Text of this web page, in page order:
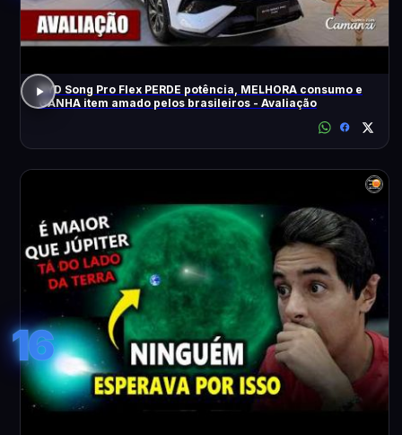
BYD Song Pro Flex PERDE potência, MELHORA consumo e
GANHA item amado pelos brasileiros - Avaliação
16